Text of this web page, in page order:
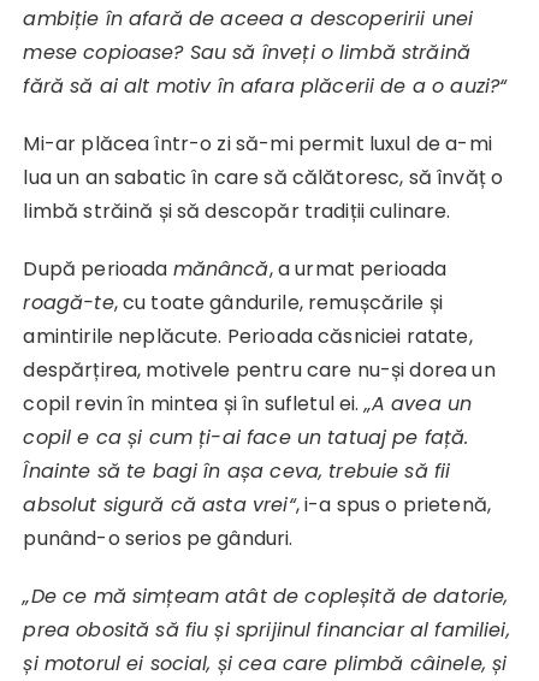
ambiție în afară de aceea a descoperirii unei
mese copioase? Sau să înveți o limbă străină
fără să ai alt motiv în afara plăcerii de a o auzi?“
Mi-ar plăcea într-o zi să-mi permit luxul de a-mi
lua un an sabatic în care să călătoresc, să învăț o
limbă străină și să descopăr tradiții culinare.
După perioada mănâncă, a urmat perioada
roagă-te, cu toate gândurile, remușcările și
amintirile neplăcute. Perioada căsniciei ratate,
despărțirea, motivele pentru care nu-și dorea un
copil revin în mintea și în sufletul ei.„A avea un
copil e ca și cum ți-ai face un tatuaj pe față.
Înainte să te bagi în așa ceva, trebuie să fii
absolut sigură că asta vrei“, i-a spus o prietenă,
punând-o serios pe gânduri.
„De ce mă simțeam atât de copleșită de datorie,
prea obosită să fiu și sprijinul financiar al familiei,
și motorul ei social, și cea care plimbă câinele, și